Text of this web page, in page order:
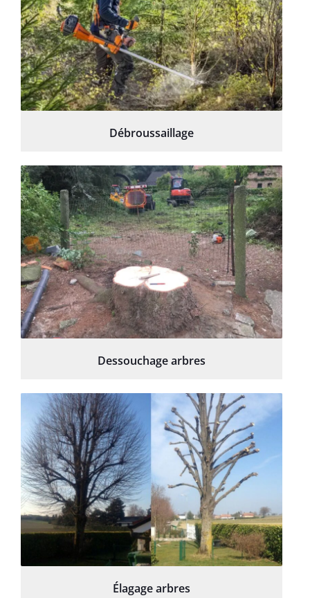
Débroussaillage
Dessouchage arbres
Élagage arbres